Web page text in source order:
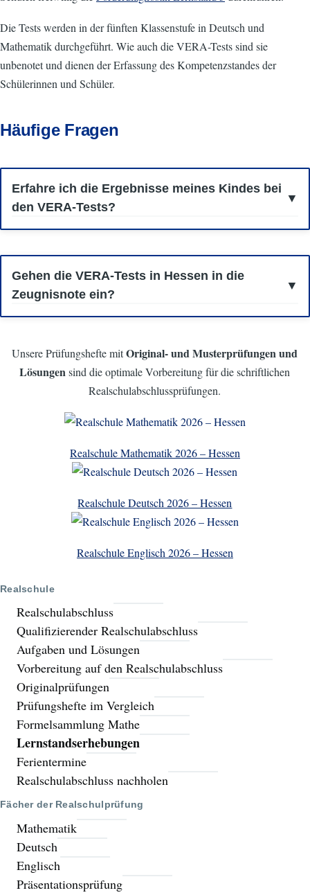
Die Tests werden in der fünften Klassenstufe in Deutsch und
Mathematik durchgeführt. Wie auch die VERA-Tests sind sie
unbenotet und dienen der Erfassung des Kompetenzstandes der
Schülerinnen und Schüler.
Häufige Fragen
Erfahre ich die Ergebnisse meines Kindes bei
den VERA-Tests?
der Rückmeldung ist es, Ihnen einen Eindruck davon zu verschaffen, in
welchen Bereichen Ihr Kind gut abgeschnitten hat, und Ihnen Hinweise
für Bereiche zu geben, in denen Ihr Kind möglicherweise noch
Schwierigkeiten hat.
Gehen die VERA-Tests in Hessen in die
Zeugnisnote ein?
weiterführende Schulformen.
Unsere Prüfungshefte mitOriginal- undMusterprüfungen und
Lösungensind die optimale Vorbereitung für die schriftlichen
Realschulabschlussprüfungen.
Realschule Mathematik 2026 – Hessen
Realschule Deutsch 2026 – Hessen
Realschule Englisch 2026 – Hessen
Realschule
Realschulabschluss
Qualifizierender Realschulabschluss
Aufgaben und Lösungen
Vorbereitung auf den Realschulabschluss
Originalprüfungen
Prüfungshefte im Vergleich
Formelsammlung Mathe
Lernstandserhebungen
Ferientermine
Realschulabschluss nachholen
Fächer der Realschulprüfung
Mathematik
Deutsch
Englisch
Präsentationsprüfung